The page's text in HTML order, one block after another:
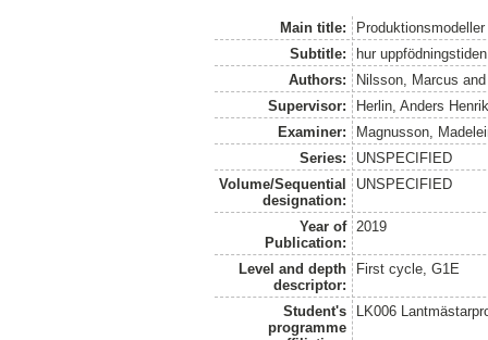
Main title:
Subtitle:
hur
Authors:
Nilsson, Marcus
Supervisor:
Herlin, Anders
Examiner:
Magnusson,
Series:
UNSPECIFIED
Volume/Sequential
designation:
UNSPECIFIED
Year of
Publication:
2019
Level and depth
descriptor:
First cycle, G1E
Student's
programme
LK006